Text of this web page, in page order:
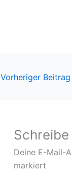
Vorheriger Beitrag
Deine E-Mail-
markiert